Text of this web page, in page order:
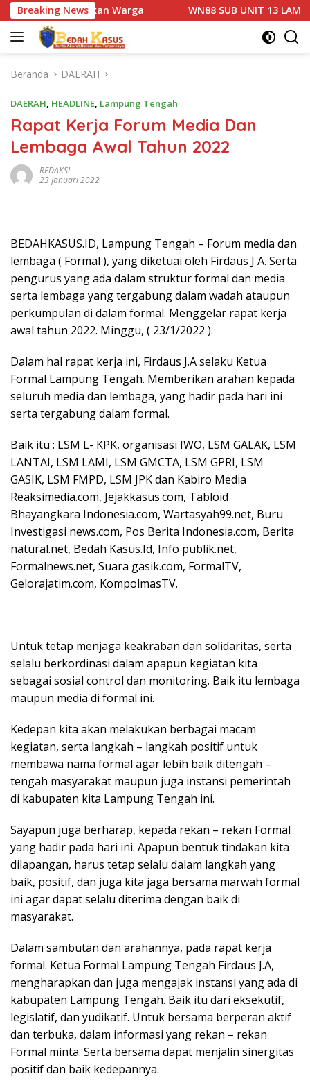
Langsung
ke
konten
Breaking News
Warga WN88 SUB UNIT 13 LAMPUNG UTARA GELAR
Beranda DAERAH
DAERAH, HEADLINE, Lampung Tengah
Rapat Kerja Forum Media Dan
Lembaga Awal Tahun 2022
REDAKSI
23 Januari 2022
BEDAHKASUS.ID, Lampung Tengah – Forum media dan
lembaga ( Formal ), yang diketuai oleh Firdaus J A. Serta
pengurus yang ada dalam struktur formal dan media
serta lembaga yang tergabung dalam wadah ataupun
perkumpulan di dalam formal. Menggelar rapat kerja
awal tahun 2022. Minggu, ( 23/1/2022 ).
Dalam hal rapat kerja ini, Firdaus J.A selaku Ketua
Formal Lampung Tengah. Memberikan arahan kepada
seluruh media dan lembaga, yang hadir pada hari ini
serta tergabung dalam formal.
Baik itu : LSM L- KPK, organisasi IWO, LSM GALAK, LSM
LANTAI, LSM LAMI, LSM GMCTA, LSM GPRI, LSM
GASIK, LSM FMPD, LSM JPK dan Kabiro Media
Reaksimedia.com, Jejakkasus.com, Tabloid
Bhayangkara Indonesia.com, Wartasyah99.net, Buru
Investigasi news.com, Pos Berita Indonesia.com, Berita
natural.net, Bedah Kasus.Id, Info publik.net,
Formalnews.net, Suara gasik.com, FormalTV,
Gelorajatim.com, KompolmasTV.
Untuk tetap menjaga keakraban dan solidaritas, serta
selalu berkordinasi dalam apapun kegiatan kita
sebagai sosial control dan monitoring. Baik itu lembaga
maupun media di formal ini.
Kedepan kita akan melakukan berbagai macam
kegiatan, serta langkah – langkah positif untuk
membawa nama formal agar lebih baik ditengah –
tengah masyarakat maupun juga instansi pemerintah
di kabupaten kita Lampung Tengah ini.
Sayapun juga berharap, kepada rekan – rekan Formal
yang hadir pada hari ini. Apapun bentuk tindakan kita
dilapangan, harus tetap selalu dalam langkah yang
baik, positif, dan juga kita jaga bersama marwah formal
ini agar dapat selalu diterima dengan baik di
masyarakat.
Dalam sambutan dan arahannya, pada rapat kerja
formal. Ketua Formal Lampung Tengah Firdaus J.A,
mengharapkan dan juga mengajak instansi yang ada di
kabupaten Lampung Tengah. Baik itu dari eksekutif,
legislatif, dan yudikatif. Untuk bersama berperan aktif
dan terbuka, dalam informasi yang rekan – rekan
Formal minta. Serta bersama dapat menjalin sinergitas
positif dan baik kedepannya.